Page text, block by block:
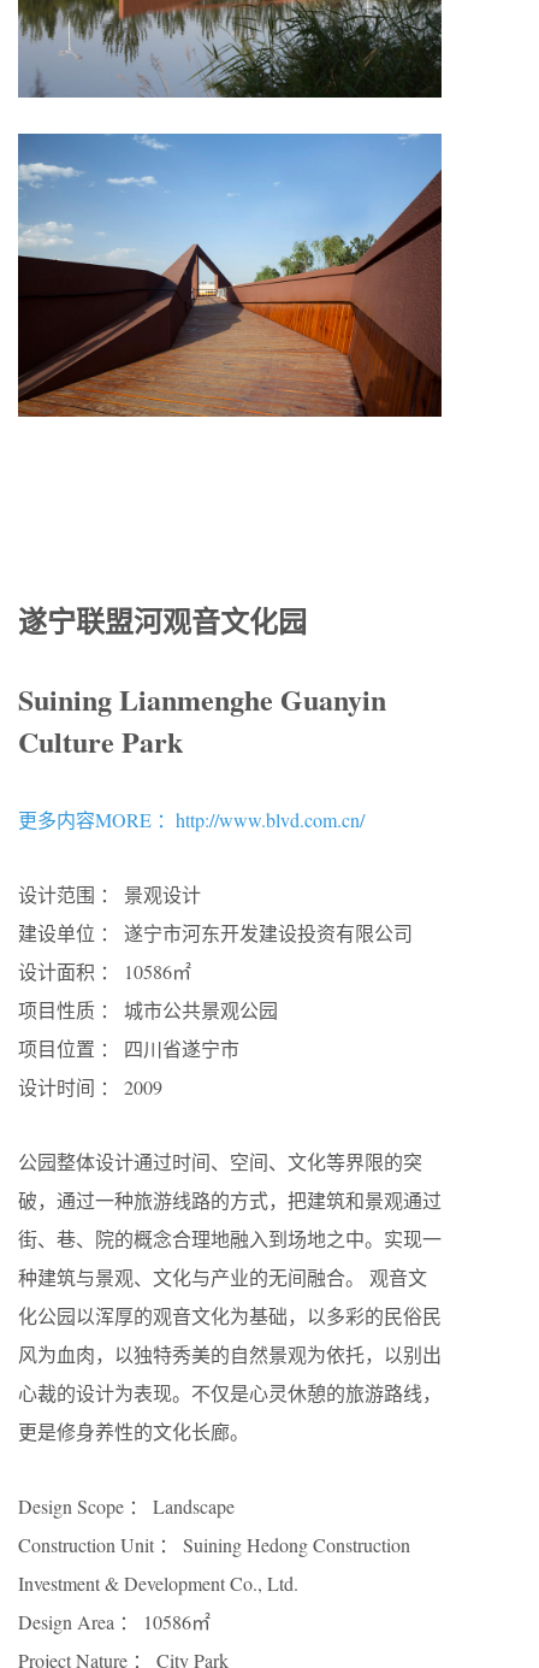
遂宁联盟河观音文化园
Suining Lianmenghe Guanyin
Culture Park
更多内容MORE ：http://www.blvd.com.cn/
设计范围 ： 景观设计
建设单位 ： 遂宁市河东开发建设投资有限公司
设计面积 ： 10586㎡
项目性质 ： 城市公共景观公园
项目位置 ： 四川省遂宁市
设计时间 ： 2009
公园整体设计通过时间、空间、文化等界限的突
破，通过一种旅游线路的方式，把建筑和景观通过
街、巷、院的概念合理地融入到场地之中。实现一
种建筑与景观、文化与产业的无间融合。 观音文
化公园以浑厚的观音文化为基础，以多彩的民俗民
风为血肉，以独特秀美的自然景观为依托，以别出
心裁的设计为表现。不仅是心灵休憩的旅游路线，
更是修身养性的文化长廊。
Design Scope ： Landscape
Construction Unit ： Suining Hedong Construction
Investment & Development Co., Ltd.
Design Area ： 10586㎡
Project Nature ： City Park